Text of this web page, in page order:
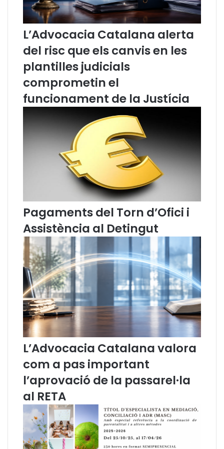
c
i
ó
a
c
a
a
l
r
i
t
?
E
t
d
o
n
e
m
e
s
r
c
u
r
s
o
s
r
a
p
r
o
f
i
a
l
s
d
'
r
b
i
r
g
e
e
d
a
ó
L’Advocacia Catalana alerta
del risc que els canvis en les
plantilles judicials
comprometin el
funcionament de la Justícia
Pagaments del Torn d’Ofici i
Assistència al Detingut
L’Advocacia Catalana valora
com a pas important
l’aprovació de la passarel·la
al RETA